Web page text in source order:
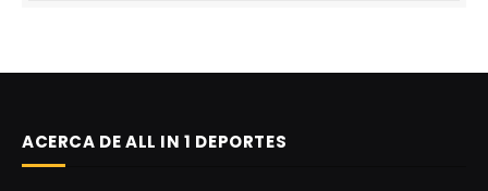
ACERCA DE ALL IN 1 DEPORTES